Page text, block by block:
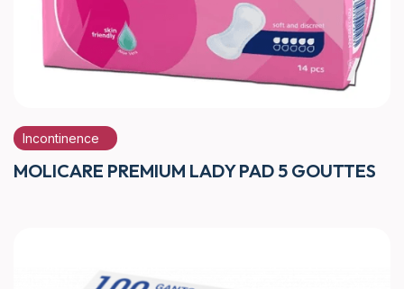
Incontinence
MOLICARE PREMIUM LADY PAD 5 GOUTTES